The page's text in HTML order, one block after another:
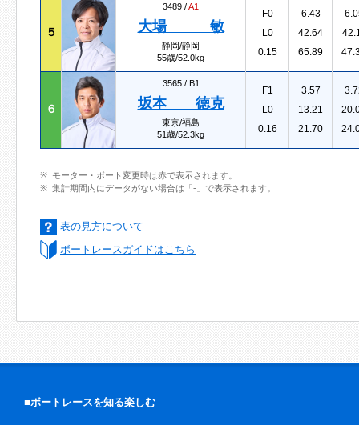
５
3489 /A1
大場 敏
静岡/静岡
55歳/52.0kg
F0
L0
0.15
6.43
42.64
65.89
６
3565 / B1
坂本 徳克
東京/福島
51歳/52.3kg
F1
L0
0.16
3.57
13.21
21.70
モーター・ボート変更時は赤で表示されます。
集計期間内にデータがない場合は「-」で表示されます。
表の見方について
ボートレースガイドはこちら
■ボートレースを知る楽しむ